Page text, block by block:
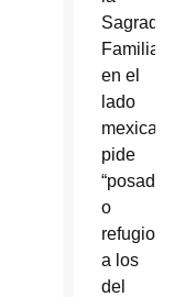
Sagrada
Familia
en el
lado
mexicano
pide
“posada”
o
refugio
a los
del